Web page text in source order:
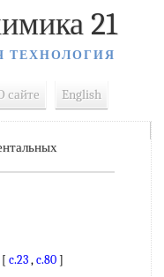
21
ТЕХНОЛОГИЯ
сайте English
[ c.23,c.80]